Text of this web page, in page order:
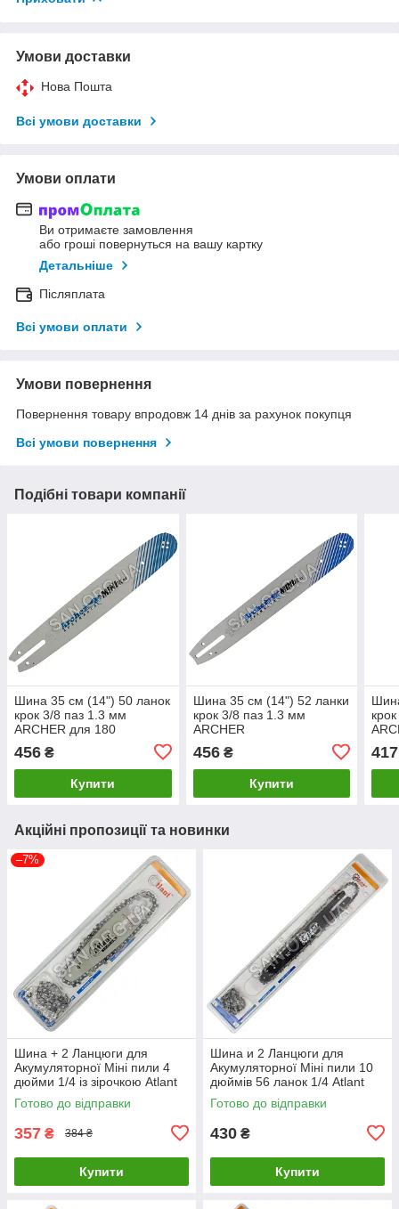
Умови доставки
Нова Пошта
Всі умови доставки
Умови оплати
Ви отримаєте замовлення
або гроші повернуться на вашу картку
Детальніше
Післяплата
Всі умови оплати
Умови повернення
Повернення товару впродовж 14 днів за рахунок покупця
Всі умови повернення
Подібні товари компанії
Шина 35 см (14") 50 ланок
крок 3/8 паз 1.3 мм
ARCHER для 180
456 ₴
Купити
Шина 35 см (14") 52 ланки
крок 3/8 паз 1.3 мм
ARCHER
456₴
Купити
417
Акційні пропозиції та новинки
–7%
Шина + 2 Ланцюги для
Акумуляторної Міні пили 4
дюйми 1/4 із зірочкою Atlant
Готово до відправки
357 ₴ 384 ₴
Купити
Шина и 2 Ланцюги для
Акумуляторної Міні пили 10
дюймів 56 ланок 1/4 Atlant
Готово до відправки
430 ₴
Купити